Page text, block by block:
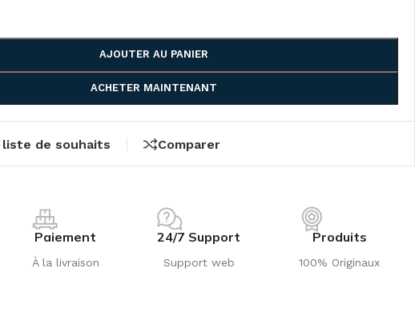
AJOUTER AU PANIER
ACHETER MAINTENANT
de souhaits Comparer
Paiement
À la livraison
24/7 Support
Support web
Produits
100% Originaux